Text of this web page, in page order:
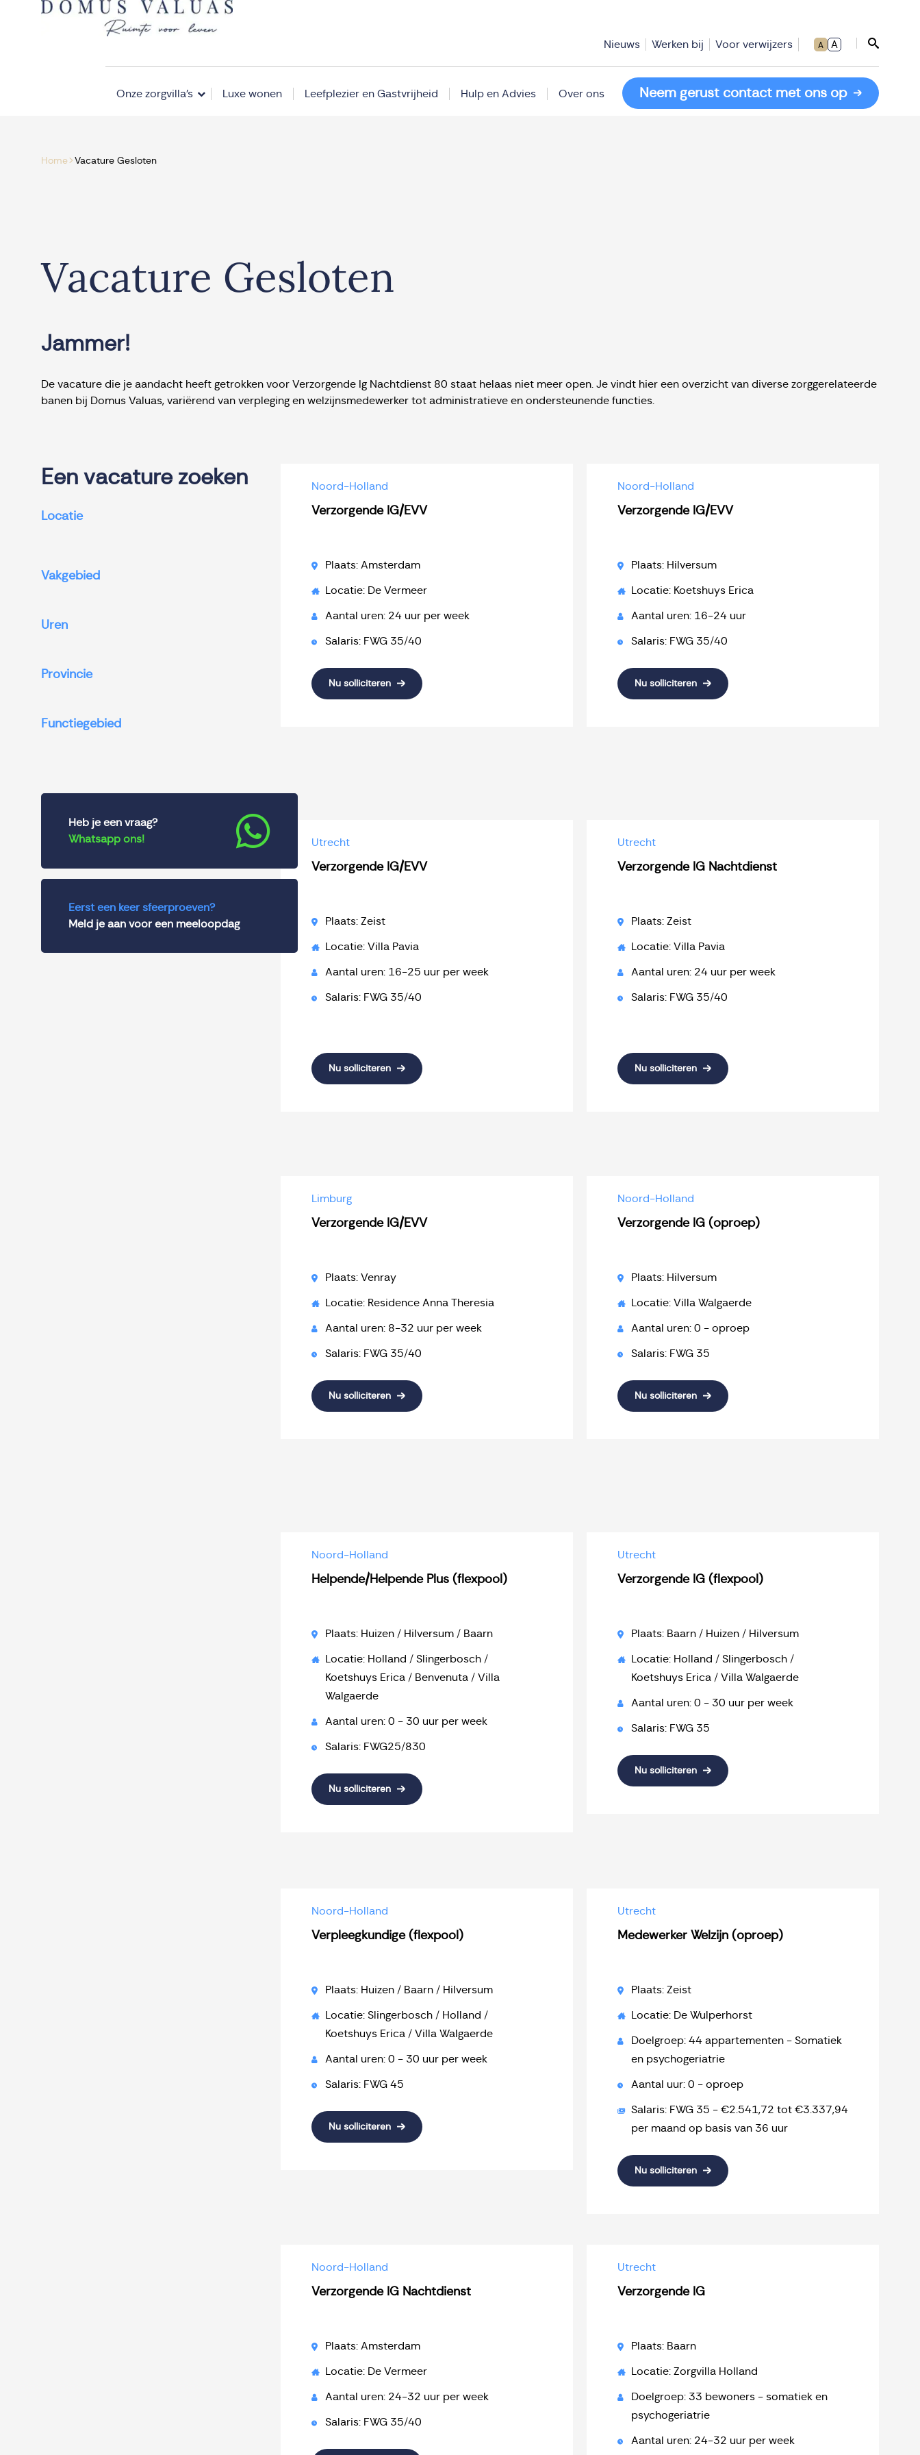
Navigatie overslaan
Nieuws Werken bij Voor verwijzers A A
Onze zorgvilla’s Luxe wonen Leefplezier en Gastvrijheid Hulp en Advies Over ons Neem gerust contact met ons op
Home> Vacature Gesloten
Vacature Gesloten
Jammer!
De vacature die je aandacht heeft getrokken voor Verzorgende Ig Nachtdienst 80 staat helaas niet meer open. Je vindt hier een overzicht van diverse zorggerelateerde
banen bij Domus Valuas, variërend van verpleging en welzijnsmedewerker tot administratieve en ondersteunende functies.
Een vacature zoeken
Locatie
Vakgebied
Uren
Provincie
Functiegebied
Heb je een vraag?
Whatsapp ons!
Eerst een keer sfeerproeven?
Meld je aan voor een meeloopdag
Noord-Holland
Verzorgende IG/EVV
Plaats: Amsterdam
Locatie: De Vermeer
Aantal uren: 24 uur per week
Salaris: FWG 35/40
Nu solliciteren
Noord-Holland
Verzorgende IG/EVV
Plaats: Hilversum
Locatie: Koetshuys Erica
Aantal uren: 16-24 uur
Salaris: FWG 35/40
Nu solliciteren
Utrecht
Verzorgende IG/EVV
Plaats: Zeist
Locatie: Villa Pavia
Aantal uren: 16-25 uur per week
Salaris: FWG 35/40
Nu solliciteren
Utrecht
Verzorgende IG Nachtdienst
Plaats: Zeist
Locatie: Villa Pavia
Aantal uren: 24 uur per week
Salaris: FWG 35/40
Nu solliciteren
Limburg
Verzorgende IG/EVV
Plaats: Venray
Locatie: Residence Anna Theresia
Aantal uren: 8-32 uur per week
Salaris: FWG 35/40
Nu solliciteren
Noord-Holland
Verzorgende IG (oproep)
Plaats: Hilversum
Locatie: Villa Walgaerde
Aantal uren: 0 - oproep
Salaris: FWG 35
Nu solliciteren
Noord-Holland
Helpende/Helpende Plus (flexpool)
Plaats: Huizen / Hilversum / Baarn
Locatie: Holland / Slingerbosch /
Koetshuys Erica / Benvenuta / Villa
Walgaerde
Aantal uren: 0 - 30 uur per week
Salaris: FWG25/830
Nu solliciteren
Utrecht
Verzorgende IG (flexpool)
Plaats: Baarn / Huizen / Hilversum
Locatie: Holland / Slingerbosch /
Koetshuys Erica / Villa Walgaerde
Aantal uren: 0 - 30 uur per week
Salaris: FWG 35
Nu solliciteren
Noord-Holland
Verpleegkundige (flexpool)
Plaats: Huizen / Baarn / Hilversum
Locatie: Slingerbosch / Holland /
Koetshuys Erica / Villa Walgaerde
Aantal uren: 0 - 30 uur per week
Salaris: FWG 45
Nu solliciteren
Utrecht
Medewerker Welzijn (oproep)
Plaats: Zeist
Locatie: De Wulperhorst
Doelgroep: 44 appartementen - Somatiek
en psychogeriatrie
Aantal uur: 0 - oproep
Salaris: FWG 35 - €2.541,72 tot €3.337,94
per maand op basis van 36 uur
Nu solliciteren
Noord-Holland
Verzorgende IG Nachtdienst
Plaats: Amsterdam
Locatie: De Vermeer
Aantal uren: 24-32 uur per week
Salaris: FWG 35/40
Utrecht
Verzorgende IG
Plaats: Baarn
Locatie: Zorgvilla Holland
Doelgroep: 33 bewoners - somatiek en
psychogeriatrie
Aantal uren: 24-32 uur per week